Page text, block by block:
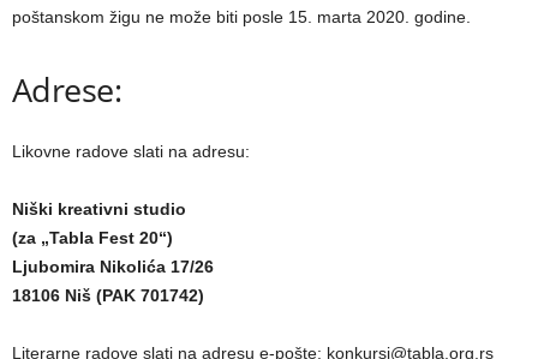
poštanskom žigu ne može biti posle 15. marta 2020. godine.
Adrese:
Likovne radove slati na adresu:
Niški kreativni studio
(za „Tabla Fest 20“)
Ljubomira Nikolića 17/26
18106 Niš (PAK 701742)
Literarne radove slati na adresu e-pošte: konkursi@tabla.org.rs